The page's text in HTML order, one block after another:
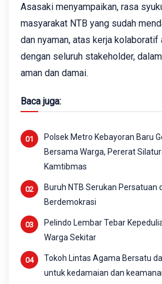
Asasaki menyampaikan, rasa
masyarakat NTB yang sudah
dan nyaman, atas kerja kolaboratif
dengan seluruh stakeholder,
aman dan damai.
Baca juga:
Polsek Metro Kebayoran Baru
Bersama Warga, Pererat
Kamtibmas
Buruh NTB Serukan Persatuan
Berdemokrasi
Pelindo Lembar Tebar
Warga Sekitar
Tokoh Lintas Agama Bersatu
untuk kedamaian dan